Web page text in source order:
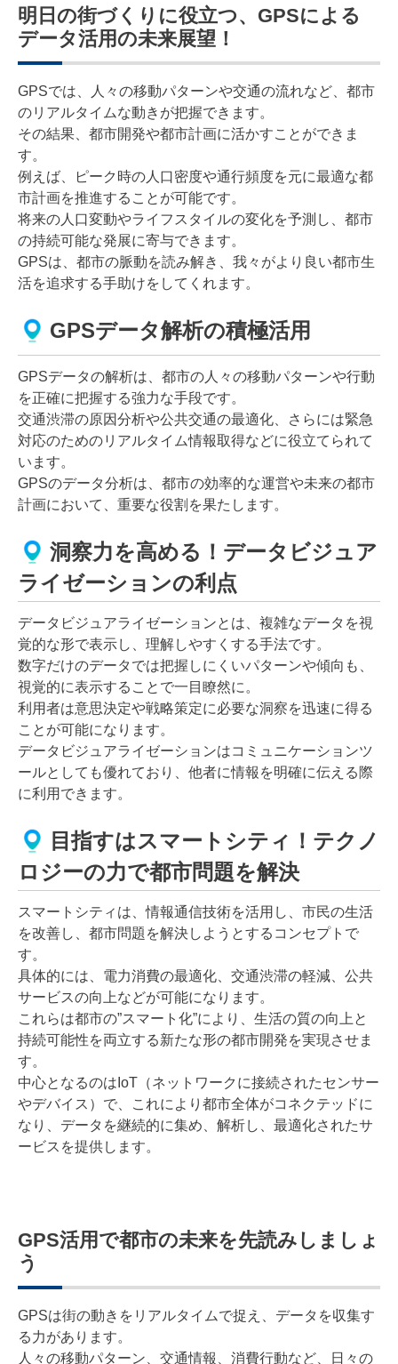
明日の街づくりに役立つ、GPSによる
データ活用の未来展望！
GPSでは、人々の移動パターンや交通の流れなど、都市
のリアルタイムな動きが把握できます。
その結果、都市開発や都市計画に活かすことができま
す。
例えば、ピーク時の人口密度や通行頻度を元に最適な都
市計画を推進することが可能です。
将来の人口変動やライフスタイルの変化を予測し、都市
の持続可能な発展に寄与できます。
GPSは、都市の脈動を読み解き、我々がより良い都市生
活を追求する手助けをしてくれます。
GPSデータ解析の積極活用
GPSデータの解析は、都市の人々の移動パターンや行動
を正確に把握する強力な手段です。
交通渋滞の原因分析や公共交通の最適化、さらには緊急
対応のためのリアルタイム情報取得などに役立てられて
います。
GPSのデータ分析は、都市の効率的な運営や未来の都市
計画において、重要な役割を果たします。
洞察力を高める！データビジュア
ライゼーションの利点
データビジュアライゼーションとは、複雑なデータを視
覚的な形で表示し、理解しやすくする手法です。
数字だけのデータでは把握しにくいパターンや傾向も、
視覚的に表示することで一目瞭然に。
利用者は意思決定や戦略策定に必要な洞察を迅速に得る
ことが可能になります。
データビジュアライゼーションはコミュニケーションツ
ールとしても優れており、他者に情報を明確に伝える際
に利用できます。
目指すはスマートシティ！テクノ
ロジーの力で都市問題を解決
スマートシティは、情報通信技術を活用し、市民の生活
を改善し、都市問題を解決しようとするコンセプトで
す。
具体的には、電力消費の最適化、交通渋滞の軽減、公共
サービスの向上などが可能になります。
これらは都市の”スマート化”により、生活の質の向上と
持続可能性を両立する新たな形の都市開発を実現させま
す。
中心となるのはIoT（ネットワークに接続されたセンサー
やデバイス）で、これにより都市全体がコネクテッドに
なり、データを継続的に集め、解析し、最適化されたサ
ービスを提供します。
GPS活用で都市の未来を先読みしましょ
う
GPSは街の動きをリアルタイムで捉え、データを収集す
る力があります。
人々の移動パターン、交通情報、消費行動など、日々の